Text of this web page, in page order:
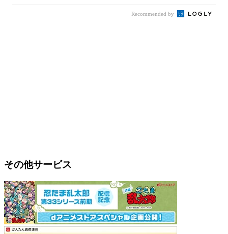
Recommended by
その他サービス